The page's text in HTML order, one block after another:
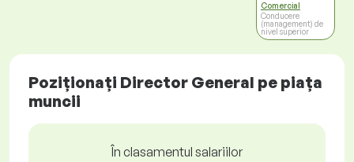
Comercial
Conducere
(management) de
nivel superior
Poziționați Director General pe piața
muncii
În clasamentul salariilor